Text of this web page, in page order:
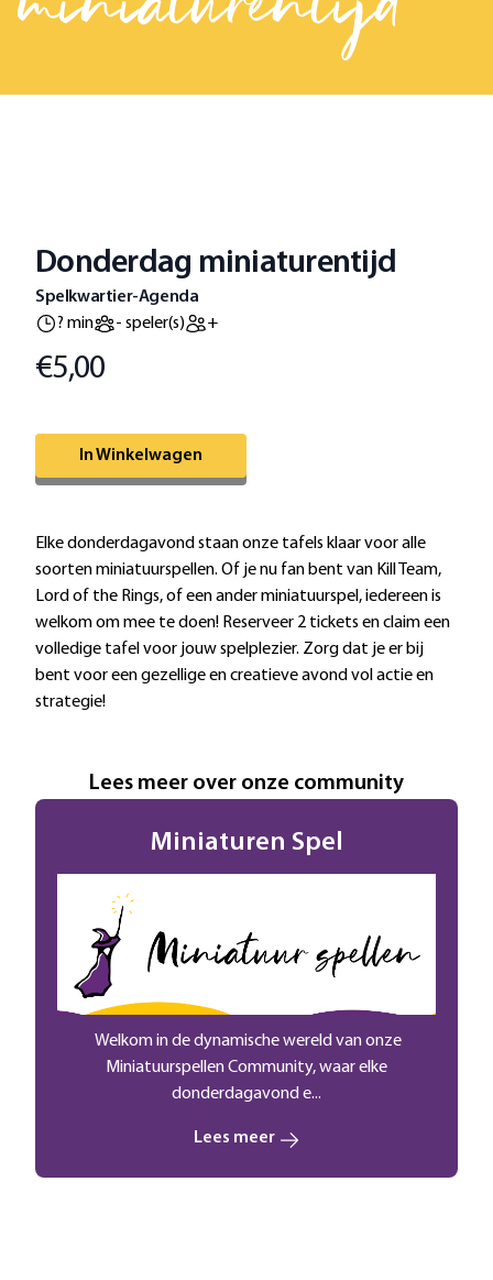
Donderdag miniaturentijd
Spelkwartier-Agenda
? min
- speler(s) +
Prijs
€5,00
In Winkelwagen
Extra informatie
Elke donderdagavond staan onze tafels klaar voor alle
soorten miniatuurspellen. Of je nu fan bent van Kill Team,
Lord of the Rings, of een ander miniatuurspel, iedereen is
welkom om mee te doen! Reserveer 2 tickets en claim een
volledige tafel voor jouw spelplezier. Zorg dat je er bij
bent voor een gezellige en creatieve avond vol actie en
strategie!
Lees meer over onze community
Miniaturen Spel
Welkom in de dynamische wereld van onze
Miniatuurspellen Community, waar elke
donderdagavond e...
Lees meer